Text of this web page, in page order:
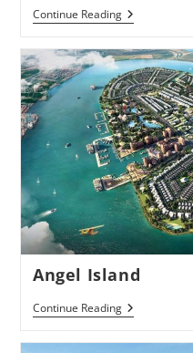
Continue ReadingBán
Kho
Mặt
Tiền
Mai
Bá
Hương,
800m
–
23,5
Tỷ
Angel Island
Continue ReadingAngel
Island